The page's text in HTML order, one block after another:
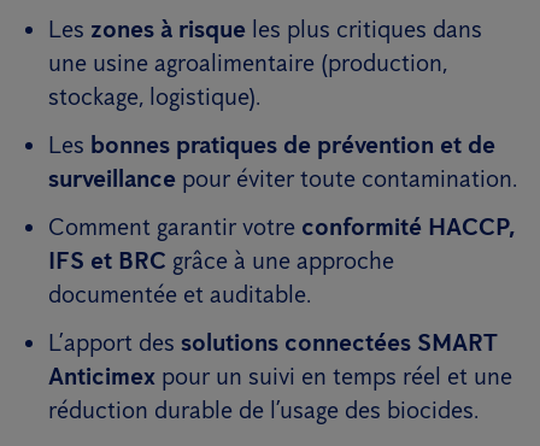
Les zones à risque les plus critiques dans
une usine agroalimentaire (production,
stockage, logistique).
Les bonnes pratiques de prévention et de
surveillance pour éviter toute contamination.
Comment garantir votre conformité HACCP,
IFS et BRC grâce à une approche
documentée et auditable.
L’apport des solutions connectées SMART
Anticimex pour un suivi en temps réel et une
réduction durable de l’usage des biocides.